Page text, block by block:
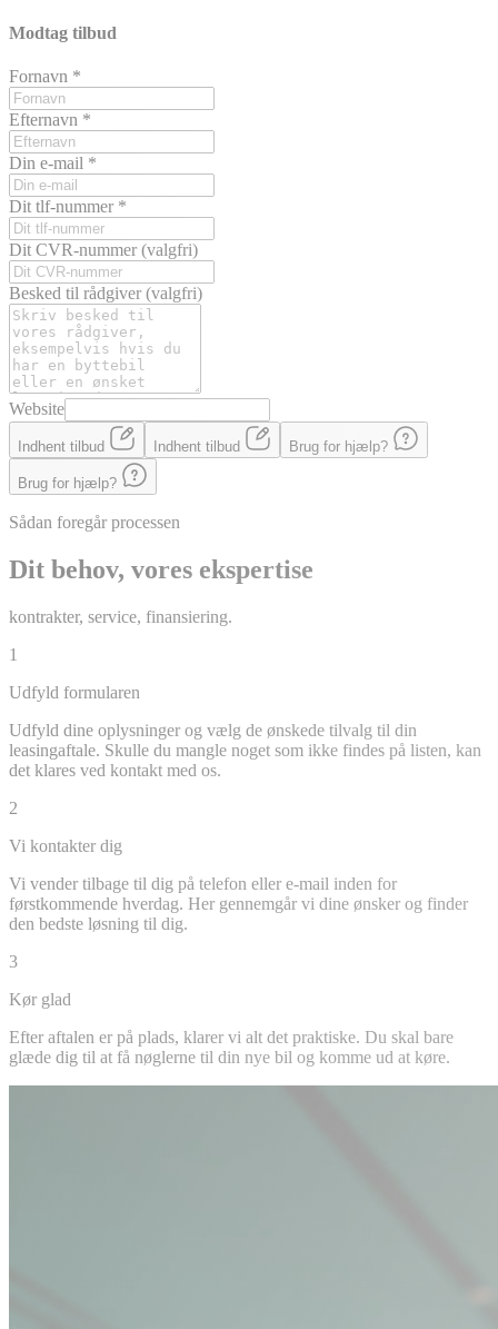
Modtag tilbud
Fornavn *
Efternavn *
Din e-mail *
Dit tlf-nummer *
Dit CVR-nummer (valgfri)
Besked til rådgiver (valgfri)
Website
Indhent tilbud Indhent tilbud Brug for hjælp?
Brug for hjælp?
Sådan foregår processen
Dit behov, vores ekspertise
kontrakter, service, finansiering.
1
Udfyld formularen
Udfyld dine oplysninger og vælg de ønskede tilvalg til din
leasingaftale. Skulle du mangle noget som ikke findes på listen, kan
det klares ved kontakt med os.
2
Vi kontakter dig
Vi vender tilbage til dig på telefon eller e-mail inden for
førstkommende hverdag. Her gennemgår vi dine ønsker og finder
den bedste løsning til dig.
3
Kør glad
Efter aftalen er på plads, klarer vi alt det praktiske. Du skal bare
glæde dig til at få nøglerne til din nye bil og komme ud at køre.